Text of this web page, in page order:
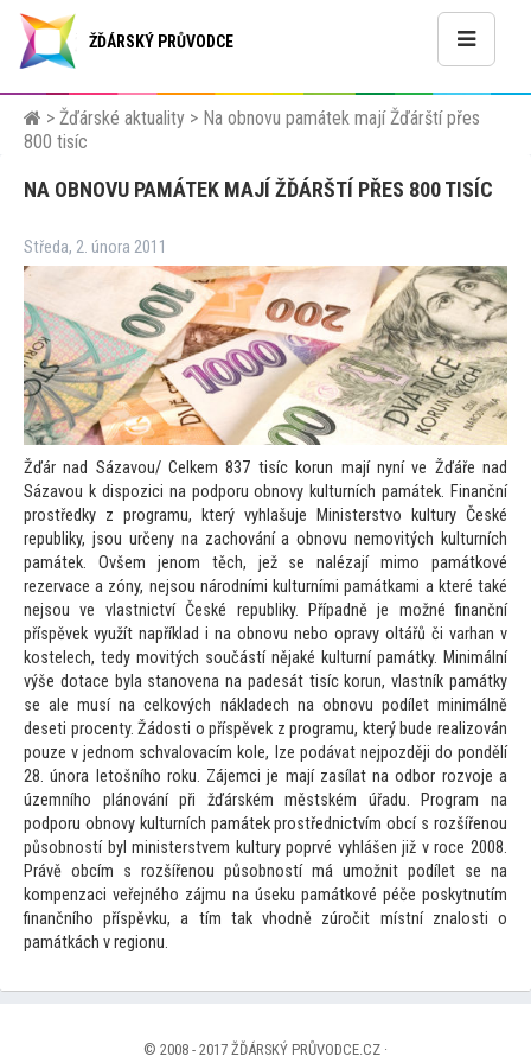
ŽĎÁRSKÝ PRŮVODCE
> Žďárské aktuality > Na obnovu památek mají Žďárští přes
800 tisíc
NA OBNOVU PAMÁTEK MAJÍ ŽĎÁRŠTÍ PŘES 800 TISÍC
Středa, 2. února 2011
Žďár nad Sázavou/ Celkem 837 tisíc korun mají nyní ve Žďáře nad
Sázavou k dispozici na podporu obnovy kulturních památek. Finanční
prostředky z programu, který vyhlašuje Ministerstvo kultury České
republiky, jsou určeny na zachování a obnovu nemovitých kulturních
památek. Ovšem jenom těch, jež se nalézají mimo památkové
rezervace a zóny, nejsou národními kulturními památkami a které také
nejsou ve vlastnictví České republiky. Případně je možné finanční
příspěvek využít například i na obnovu nebo opravy oltářů či varhan v
kostelech, tedy movitých součástí nějaké kulturní památky. Minimální
výše dotace byla stanovena na padesát tisíc korun, vlastník památky
se ale musí na celkových nákladech na obnovu podílet minimálně
deseti procenty. Žádosti o příspěvek z programu, který bude realizován
pouze v jednom schvalovacím kole, lze podávat nejpozději do pondělí
28. února letošního roku. Zájemci je mají zasílat na odbor rozvoje a
územního plánování při žďárském městském úřadu. Program na
podporu obnovy kulturních památek prostřednictvím obcí s rozšířenou
působností byl ministerstvem kultury poprvé vyhlášen již v roce 2008.
Právě obcím s rozšířenou působností má umožnit podílet se na
kompenzaci veřejného zájmu na úseku památkové péče poskytnutím
finančního příspěvku, a tím tak vhodně zúročit místní znalosti o
památkách v regionu.
© 2008 - 2017 ŽĎÁRSKÝ PRŮVODCE.CZ ·